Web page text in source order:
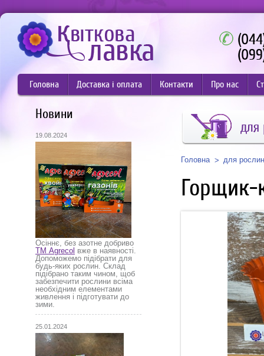
Головна Доставка і оплата Контакти Про нас
Новини
19.08.2024
Осіннє, без азотне добриво
ТМ Agrecol вже в наявності.
Допоможемо підібрати для
будь-яких рослин. Склад
підібрано таким чином, щоб
забезпечити рослини всіма
необхідним елементами
живлення і підготувати до
зими.
25.01.2024
для
Головна для рослин
Горщик-